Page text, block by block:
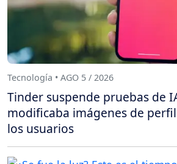
Tecnología • AGO 5 / 2026
Tinder suspende pruebas de
modificaba imágenes de
los usuarios